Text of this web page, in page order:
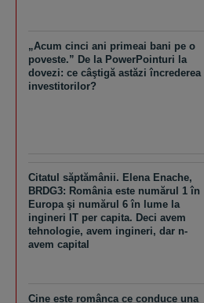
„Acum cinci ani primeai bani pe o
poveste.” De la PowerPointuri la
dovezi: ce câştigă astăzi încrederea
investitorilor?
Citatul săptămânii. Elena Enache,
BRDG3: România este numărul 1 în
Europa şi numărul 6 în lume la
ingineri IT per capita. Deci avem
tehnologie, avem ingineri, dar n-
avem capital
Cine este românca ce conduce una